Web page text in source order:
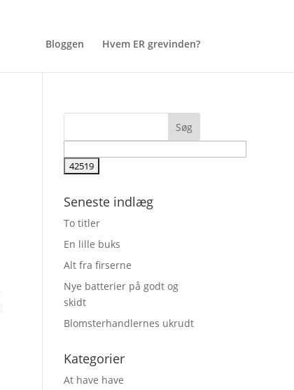
Bloggen Hvem ER grevinden?
Seneste indlæg
To titler
En lille buks
Alt fra firserne
Nye batterier på godt og
skidt
Blomsterhandlernes ukrudt
Kategorier
At have have